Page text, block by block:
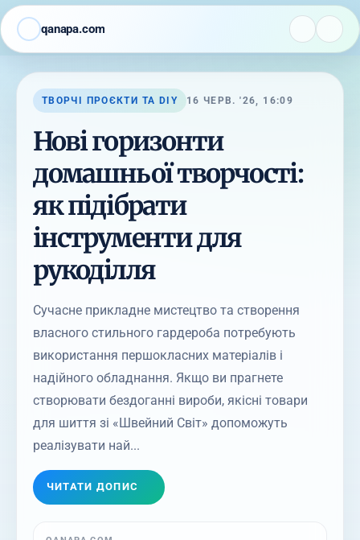
qanapa.com
ТВОРЧІ ПРОЄКТИ ТА DIY 16 ЧЕРВ. '26, 16:09
Нові горизонти
домашньої творчості:
як підібрати
інструменти для
рукоділля
Сучасне прикладне мистецтво та створення
власного стильного гардероба потребують
використання першокласних матеріалів і
надійного обладнання. Якщо ви прагнете
створювати бездоганні вироби, якісні товари
для шиття зі «Швейний Світ» допоможуть
реалізувати най...
ЧИТАТИ ДОПИС